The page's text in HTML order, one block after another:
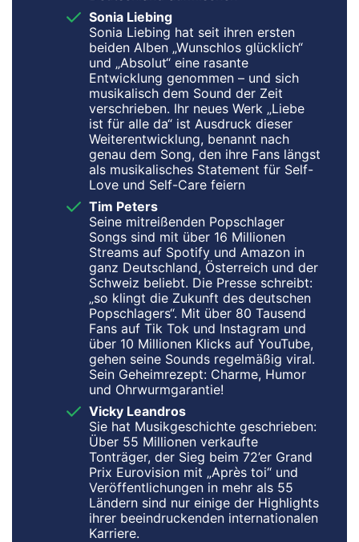
Sonia Liebing
Sonia Liebing hat seit ihren ersten
beiden Alben „Wunschlos glücklich“
und „Absolut“ eine rasante
Entwicklung genommen – und sich
musikalisch dem Sound der Zeit
verschrieben. Ihr neues Werk „Liebe
ist für alle da“ ist Ausdruck dieser
Weiterentwicklung, benannt nach
genau dem Song, den ihre Fans längst
als musikalisches Statement für Self-
Love und Self-Care feiern
Tim Peters
Seine mitreißenden Popschlager
Songs sind mit über 16 Millionen
Streams auf Spotify und Amazon in
ganz Deutschland, Österreich und der
Schweiz beliebt. Die Presse schreibt:
„so klingt die Zukunft des deutschen
Popschlagers“. Mit über 80 Tausend
Fans auf Tik Tok und Instagram und
über 10 Millionen Klicks auf YouTube,
gehen seine Sounds regelmäßig viral.
Sein Geheimrezept: Charme, Humor
und Ohrwurmgarantie!
Vicky Leandros
Sie hat Musikgeschichte geschrieben:
Über 55 Millionen verkaufte
Tonträger, der Sieg beim 72’er Grand
Prix Eurovision mit „Après toi“ und
Veröffentlichungen in mehr als 55
Ländern sind nur einige der Highlights
ihrer beeindruckenden internationalen
Karriere.